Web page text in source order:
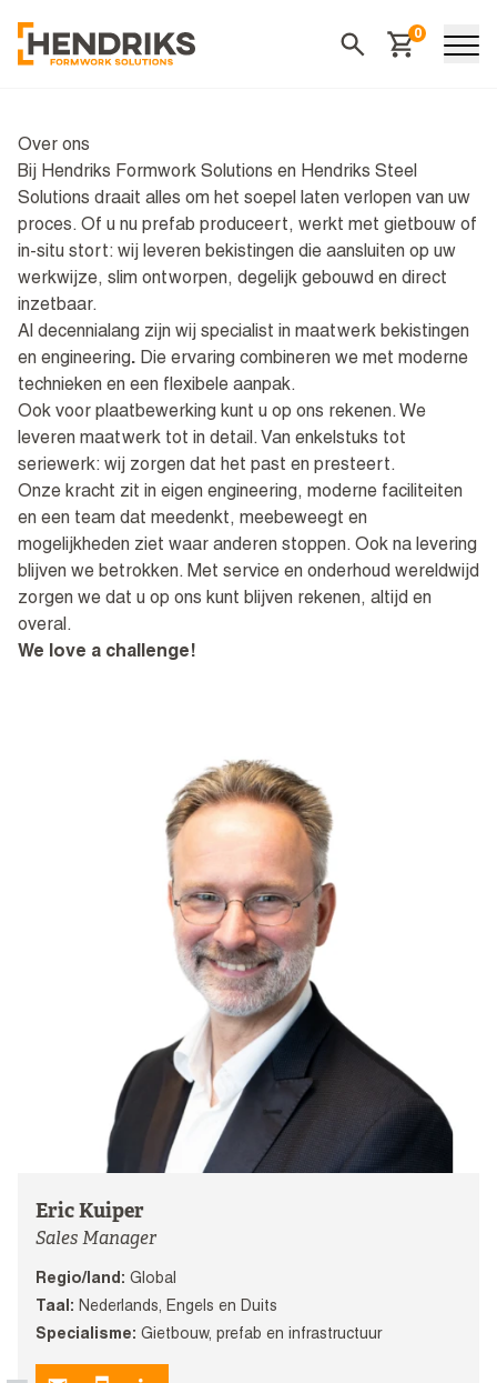
0
Winkelwagen
Over ons
Bij Hendriks Formwork Solutions en Hendriks Steel
Solutions draait alles om het soepel laten verlopen van uw
proces. Of u nu prefab produceert, werkt met gietbouw of
in-situ stort: wij leveren bekistingen die aansluiten op uw
werkwijze, slim ontworpen, degelijk gebouwd en direct
inzetbaar.
Al decennialang zijn wij specialist in maatwerk bekistingen
en engineering. Die ervaring combineren we met moderne
technieken en een flexibele aanpak.
Ook voor plaatbewerking kunt u op ons rekenen. We
leveren maatwerk tot in detail. Van enkelstuks tot
seriewerk: wij zorgen dat het past en presteert.
Onze kracht zit in eigen engineering, moderne faciliteiten
en een team dat meedenkt, meebeweegt en
mogelijkheden ziet waar anderen stoppen. Ook na levering
blijven we betrokken. Met service en onderhoud wereldwijd
zorgen we dat u op ons kunt blijven rekenen, altijd en
overal.
We love a challenge!
Eric Kuiper
Sales Manager
Regio/land: Global
Taal: Nederlands, Engels en Duits
Specialisme: Gietbouw, prefab en infrastructuur